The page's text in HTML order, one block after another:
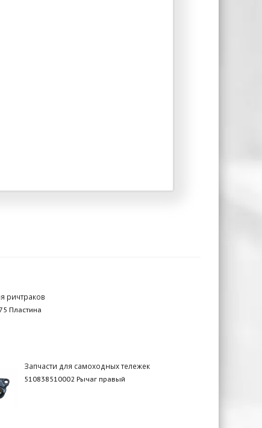
ричтраков
Пластина
Запчасти для самоходных тележек
510838510002 Рычаг правый